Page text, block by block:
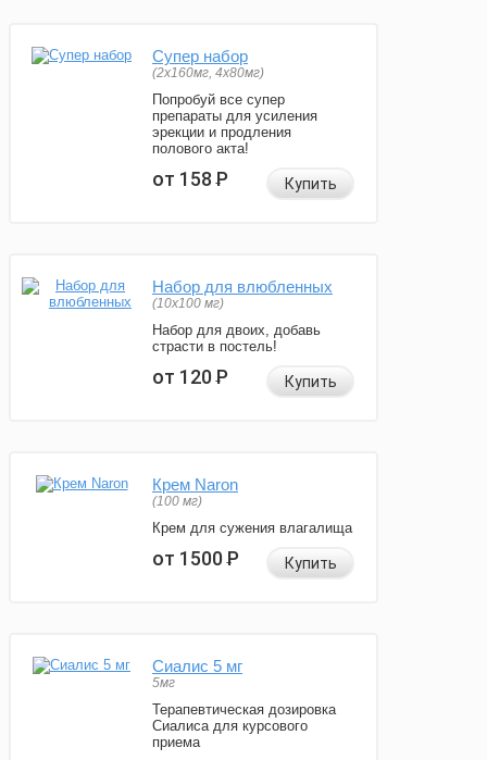
Супер набор
(2х160мг, 4х80мг)
Попробуй все супер
препараты для усиления
эрекции и продления
полового акта!
от 158Р Купить
Набор для влюбленных
(10х100 мг)
Набор для двоих, добавь
страсти в постель!
от 120Р Купить
Крем Naron
(100 мг)
Крем для сужения влагалища
от 1500Р Купить
Сиалис 5 мг
5мг
Терапевтическая дозировка
Сиалиса для курсового
приема